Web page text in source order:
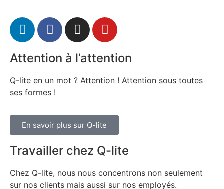
Attention à l’attention
Q-lite en un mot ? Attention ! Attention sous toutes
ses formes !
En savoir plus sur Q-lite
Travailler chez Q-lite
Chez Q-lite, nous nous concentrons non seulement
sur nos clients mais aussi sur nos employés.